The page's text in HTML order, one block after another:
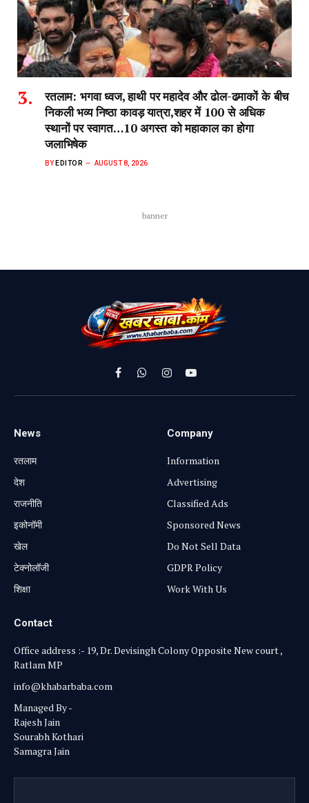
रतलाम: भगवा ध्वज, हाथी पर महादेव और ढोल-ढमाकों के बीच
निकली भव्य निष्ठा कावड़ यात्रा,शहर में 100 से अधिक
स्थानों पर स्वागत…10 अगस्त को महाकाल का होगा
जलाभिषेक
BY EDITOR AUGUST 8, 2026
banner
FacebookWhatsApp
InstagramYouTube
News
रतलाम
⁠देश
राजनीति
⁠इकोनॉमी
खेल
टेक्नोलॉजी
शिक्षा
Company
Information
Advertising
Classified Ads
Sponsored News
Do Not Sell Data
GDPR Policy
Work With Us
Contact
Office address :- 19, Dr. Devisingh Colony Opposite New court ,
Ratlam MP
info@khabarbaba.com
Managed By -
Rajesh Jain
Sourabh Kothari
Samagra Jain